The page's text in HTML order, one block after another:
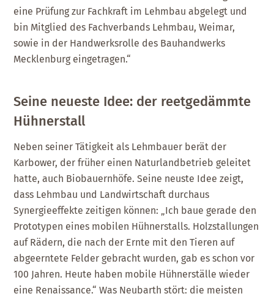
eine Prüfung zur Fachkraft im Lehmbau abgelegt und
bin Mitglied des Fachverbands Lehmbau, Weimar,
sowie in der Handwerksrolle des Bauhandwerks
Mecklenburg eingetragen.“
Seine neueste Idee: der reetgedämmte
Hühnerstall
Neben seiner Tätigkeit als Lehmbauer berät der
Karbower, der früher einen Naturlandbetrieb geleitet
hatte, auch Biobauernhöfe. Seine neuste Idee zeigt,
dass Lehmbau und Landwirtschaft durchaus
Synergieeffekte zeitigen können: „Ich baue gerade den
Prototypen eines mobilen Hühnerstalls. Holzstallungen
auf Rädern, die nach der Ernte mit den Tieren auf
abgeerntete Felder gebracht wurden, gab es schon vor
100 Jahren. Heute haben mobile Hühnerställe wieder
eine Renaissance.“ Was Neubarth stört: die meisten